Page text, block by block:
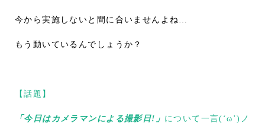
今から実施しないと間に合いませんよね…
もう動いているんでしょうか？
【話題】
「今日はカメラマンによる撮影日!」 について一言(‘ω’)ノ